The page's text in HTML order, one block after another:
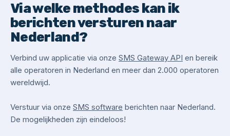
Via welke methodes kan ik
berichten versturen naar
Nederland?
Verbind uw applicatie via onze SMS Gateway API en bereik
alle operatoren in Nederland en meer dan 2.000 operatoren
wereldwijd.
Verstuur via onze SMS software berichten naar Nederland.
De mogelijkheden zijn eindeloos!